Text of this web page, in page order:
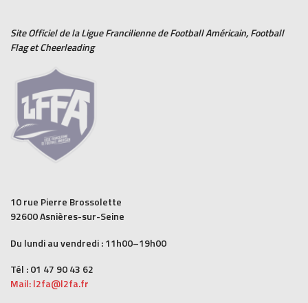
Site Officiel de la Ligue Francilienne deFootball Américain,Football
FlagetCheerleading
10 rue Pierre Brossolette
92600 Asnières-sur-Seine
Du lundi au vendredi : 11h00–19h00
Tél : 01 47 90 43 62
Mail: l2fa@l2fa.fr